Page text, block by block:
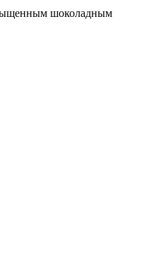
шоколадным